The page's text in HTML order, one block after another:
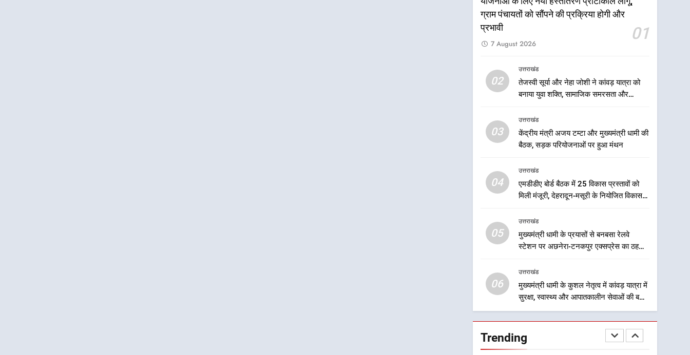
ग्राम पंचायतों को सौंपने की प्रक्रिया होगी और
प्रभावी
01
7 August 2026
02
उत्तराखंड
तेजस्वी सूर्या और नेहा जोशी ने कांवड़ यात्रा को
बनाया युवा शक्ति, सामाजिक समरसता और
03
उत्तराखंड
केंद्रीय मंत्री अजय टम्टा और मुख्यमंत्री धामी की
बैठक, सड़क परियोजनाओं पर हुआ मंथन
04
उत्तराखंड
एमडीडीए बोर्ड बैठक में 25 विकास प्रस्तावों को
मिली मंजूरी, देहरादून-मसूरी के नियोजित विकास
05
उत्तराखंड
मुख्यमंत्री धामी के प्रयासों से बनबसा रेलवे
स्टेशन पर अछनेरा-टनकपुर एक्सप्रेस का ठहराव
06
उत्तराखंड
मुख्यमंत्री धामी के कुशल नेतृत्व में कांवड़ यात्रा में
सुरक्षा, स्वास्थ्य और आपातकालीन सेवाओं की बनी
Trending
मजबूत व्यवस्था
7
मुख्यमंत्री धामी के नेतृत्व में मसूरी
बन रही विकास और पर्यटन का नया
8
आपदा के मलबे से उम्मीद की नई
सुबह, मुख्यमंत्री धामी ने ₹33
भरोसे का प्रतीक
1
धामी कैबिनेट का फैसला: जल
ग्राम पंचायतों को सौंपने की
प्रक्रिया होगी और प्रभावी
2
तेजस्वी सूर्या और नेहा जोशी ने
संस्कृति का सशक्त संदेश
उत्तराखंड
परियोजनाओं पर हुआ मंथन
उत्तराखंड
4
एमडीडीए बोर्ड बैठक में 25 विकास
प्रस्तावों को मिली मंजूरी, देहरादून-
मसूरी के नियोजित विकास को